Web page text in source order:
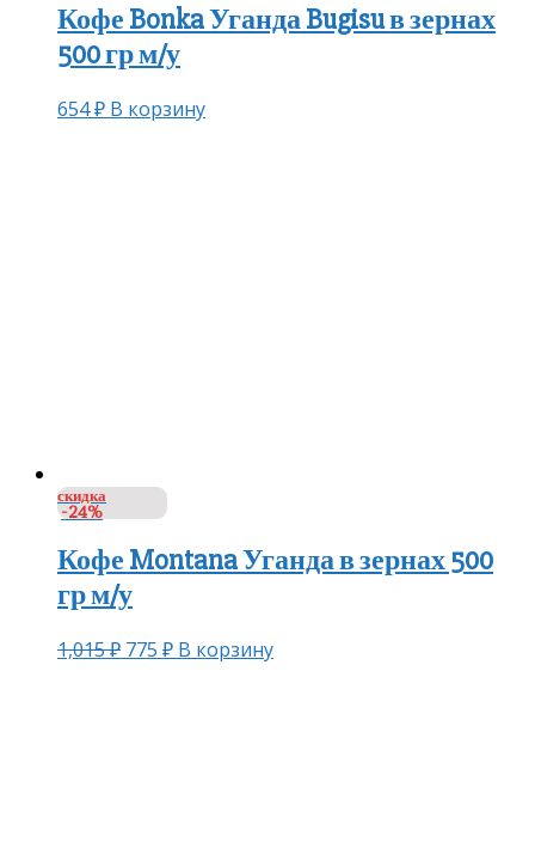
Кофе Bonka Уганда Bugisu в зернах
500 гр м/у
654₽ В корзину
скидка
-24%
Кофе Montana Уганда в зернах 500
гр м/у
1,015₽ 775 ₽ В корзину